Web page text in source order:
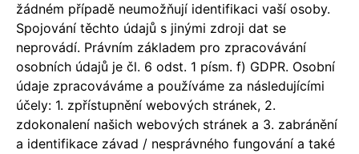
žádném případě neumožňují identifikaci vaší osoby.
Spojování těchto údajů s jinými zdroji dat se
neprovádí. Právním základem pro zpracovávání
osobních údajů je čl. 6 odst. 1 písm. f) GDPR. Osobní
údaje zpracováváme a používáme za následujícími
účely: 1. zpřístupnění webových stránek, 2.
zdokonalení našich webových stránek a 3. zabránění
a identifikace závad / nesprávného fungování a také